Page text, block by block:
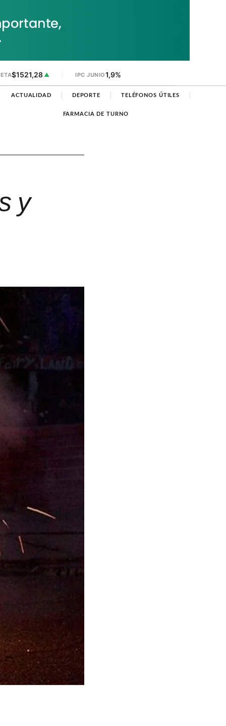
$1521,28 ▲ IPC JUNIO1,9%
ACTUALIDAD DEPORTE TELÉFONOS ÚTILES
FARMACIA DE TURNO
y